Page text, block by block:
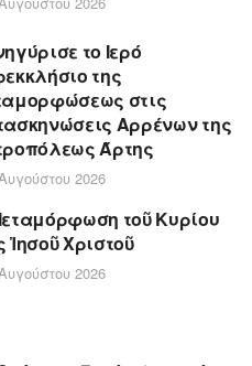
το Ιερό
της
στις
Αρρένων της
Άρτης
2026
τοῦ Κυρίου
Ἰησοῦ Χριστοῦ
2026